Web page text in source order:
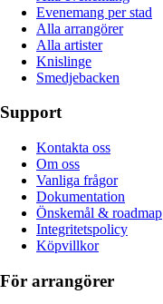
Evenemang per stad
Alla arrangörer
Alla artister
Knislinge
Smedjebacken
Support
Kontakta oss
Om oss
Vanliga frågor
Dokumentation
Önskemål & roadmap
Integritetspolicy
Köpvillkor
För arrangörer